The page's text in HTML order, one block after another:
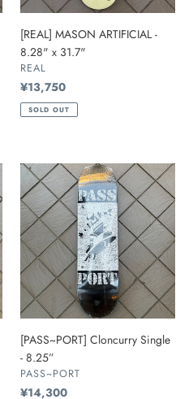
[REAL] MASON ARTIFICIAL -
8.28" x 31.7"
販
売
REAL
通
常
価
¥13,750
SOLD OUT
[PASS~PORT]
Cloncurry
Single
-
8.25”
[PASS~PORT] Cloncurry Single
- 8.25”
販
売
PASS~PORT
通
¥14,300